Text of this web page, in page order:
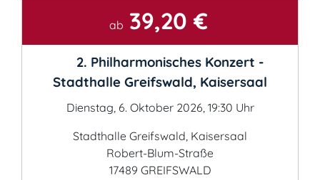
ab 39,20 €
2. Philharmonisches Konzert -
Stadthalle Greifswald, Kaisersaal
Dienstag, 6. Oktober 2026, 19:30 Uhr
Stadthalle Greifswald, Kaisersaal
Robert-Blum-Straße
17489 GREIFSWALD